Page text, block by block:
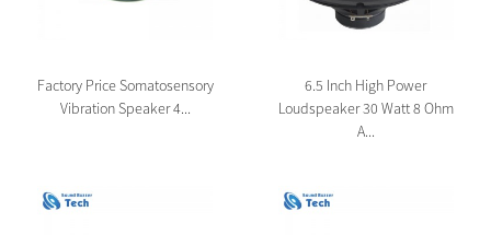
Factory Price Somatosensory
Vibration Speaker 4...
6.5 Inch High Power
Loudspeaker 30 Watt 8 Ohm
A...